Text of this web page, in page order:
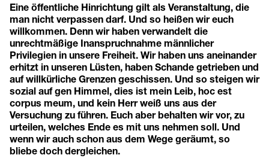
Eine öffentliche Hinrichtung gilt als Veranstaltung, die
man nicht verpassen darf. Und so heißen wir euch
willkommen. Denn wir haben verwandelt die
unrechtmäßige Inanspruchnahme männlicher
Privilegien in unsere Freiheit. Wir haben uns aneinander
erhitzt in unseren Lüsten, haben Schande getrieben und
auf willkürliche Grenzen geschissen. Und so steigen wir
sozial auf gen Himmel, dies ist mein Leib, hoc est
corpus meum, und kein Herr weiß uns aus der
Versuchung zu führen. Euch aber behalten wir vor, zu
urteilen, welches Ende es mit uns nehmen soll. Und
wenn wir auch schon aus dem Wege geräumt, so
bliebe doch dergleichen.